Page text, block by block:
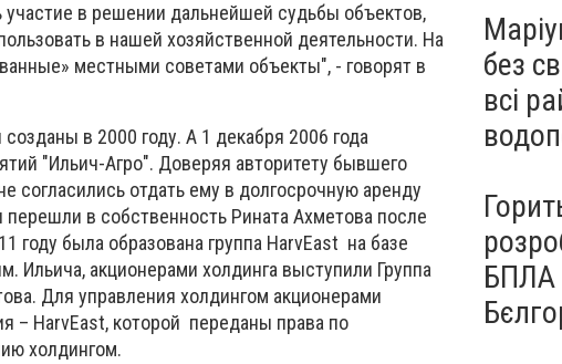
в решении дальнейшей судьбы объектов,
в нашей хозяйственной деятельности. На
местными советами объекты", - говорят в
в 2000 году. А 1 декабря 2006 года
"Ильич-Агро". Доверяя авторитету бывшего
согласились отдать ему в долгосрочную аренду
в собственность Рината Ахметова после
году была образована группа HarvEast на базе
Ильича, акционерами холдинга выступили Группа
Для управления холдингом акционерами
– HarvEast, которой переданы права по
холдингом.
без
всі
БПЛА